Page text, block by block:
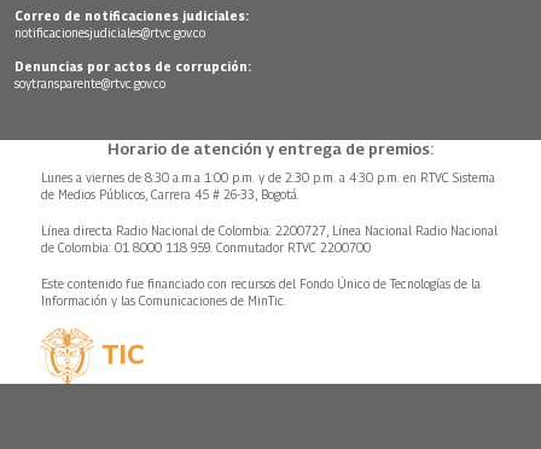
Correo de notificaciones judiciales:
notificacionesjudiciales@rtvc.gov.co
Denuncias por actos de corrupción:
soytransparente@rtvc.gov.co
Horario de atención y entrega de premios:
Lunes a viernes de 8:30 a.m.a 1:00 p.m. y de 2:30 p.m. a 4:30 p.m. en RTVC Sistema
de Medios Públicos, Carrera 45 # 26-33, Bogotá.
Línea directa Radio Nacional de Colombia: 2200727, Línea Nacional Radio Nacional
de Colombia: 01 8000 118 959. Conmutador RTVC 2200700
Este contenido fue financiado con recursos del Fondo Único de Tecnologías de la
Información y las Comunicaciones de MinTic.